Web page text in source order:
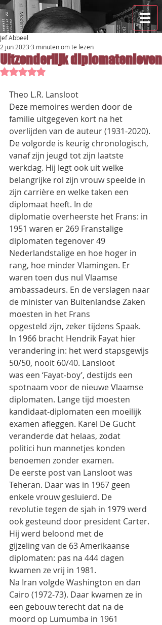
Uitzonderlijk diplomatenleven
Jef Abbeel
2 jun 2023 3 minuten om te lezen
Beoordeeld met NaN uit 5 sterren.
Theo L.R. Lansloot
Deze memoires werden door de
familie uitgegeven kort na het
overlijden van de auteur (1931-2020).
De volgorde is keurig chronologisch,
vanaf zijn jeugd tot zijn laatste
werkdag. Hij legt ook uit welke
belangrijke rol zijn vrouw speelde in
zijn carrière en welke taken een
diplomaat heeft. In de
diplomatie overheerste het Frans: in
1951 waren er 269 Franstalige
diplomaten tegenover 49
Nederlandstalige en hoe hoger in
rang, hoe minder Vlamingen. Er
waren toen dus nul Vlaamse
ambassadeurs. En de verslagen naar
de minister van Buitenlandse Zaken
moesten in het Frans
opgesteld zijn, zeker tijdens Spaak.
In 1966 bracht Hendrik Fayat hier
verandering in: het werd stapsgewijs
50/50, nooit 60/40. Lansloot
was een ‘Fayat-boy’, destijds een
spotnaam voor de nieuwe Vlaamse
diplomaten. Lange tijd moesten
kandidaat-diplomaten een moeilijk
examen afleggen. Karel De Gucht
veranderde dat helaas, zodat
politici hun mannetjes konden
benoemen zonder examen.
De eerste post van Lansloot was
Teheran. Daar was in 1967 geen
enkele vrouw gesluierd. De
revolutie tegen de sjah in 1979 werd
ook gesteund door president Carter.
Hij werd beloond met de
gijzeling van de 63 Amerikaanse
diplomaten: pas na 444 dagen
kwamen ze vrij in 1981.
Na Iran volgde Washington en dan
Cairo (1972-73). Daar kwamen ze in
een gebouw terecht dat na de
moord op Lumumba in 1961